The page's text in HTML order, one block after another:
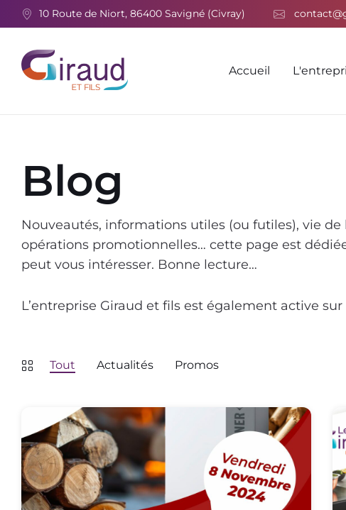
content
main
footer
10 Route de Niort, 86400 Savigné (Civray)
Accueil
Blog
Nouveautés, informations utiles (ou futiles), vie
opérations promotionnelles… cette page est
peut vous intéresser. Bonne lecture…
L’entreprise Giraud et fils est également active sur
Tout Actualités Promos